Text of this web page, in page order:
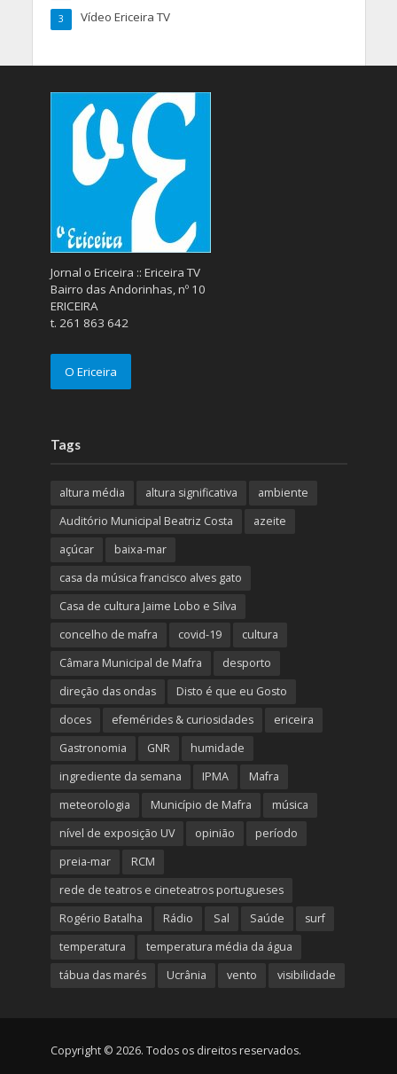
Vídeo Ericeira TV
3
Jornal o Ericeira :: Ericeira TV
Bairro das Andorinhas, nº 10
ERICEIRA
t. 261 863 642
O Ericeira
Tags
altura média altura significativa
ambiente
Auditório Municipal Beatriz Costa
azeite
açúcar
baixa-mar
casa da música francisco alves gato
Casa de cultura Jaime Lobo e Silva
concelho de mafra
covid-19
cultura
Câmara Municipal de Mafra
desporto
direção das ondas
Disto é que eu Gosto
doces
efemérides & curiosidades
ericeira
Gastronomia
GNR
humidade
ingrediente da semana
IPMA
Mafra
meteorologia
Município de Mafra
música
nível de exposição UV
opinião
período
preia-mar
RCM
rede de teatros e cineteatros portugueses
Rogério Batalha
Rádio Sal Saúde
surf
temperatura
temperatura média da água
tábua das marés
Ucrânia vento visibilidade
Copyright © 2026. Todos os direitos reservados.